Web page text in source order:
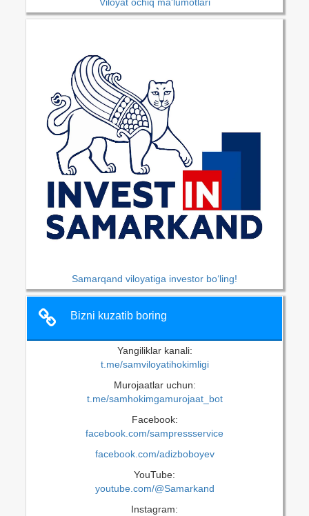
Samarqand viloyatiga investor bo‘ling!
Bizni kuzatib boring
Yangiliklar kanali:
t.me/samviloyatihokimligi
Murojaatlar uchun:
t.me/samhokimgamurojaat_bot
Facebook:
facebook.com/sampressservice
facebook.com/adizboboyev
YouTube:
youtube.com/@Samarkand
Instagram: